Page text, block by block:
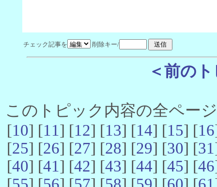
チェック記事を 削除キー/
＜前の
このトピック内容の全ペー
[10] [11] [12] [13] [14] [15] [16
[25] [26] [27] [28] [29] [30] [31
[40] [41] [42] [43] [44] [45] [46